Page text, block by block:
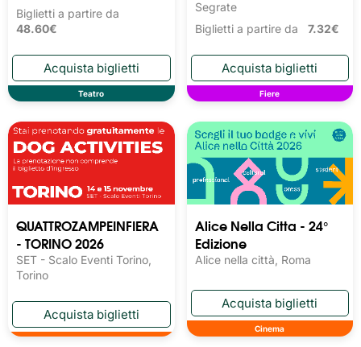
Biglietti a partire da
48.60€
Teatro
Segrate
Biglietti a partire da 7.32€
Fiere
QUATTROZAMPEINFIERA
- TORINO 2026
SET - Scalo Eventi Torino,
Torino
Alice Nella Citta - 24°
Edizione
Alice nella città, Roma
Cinema